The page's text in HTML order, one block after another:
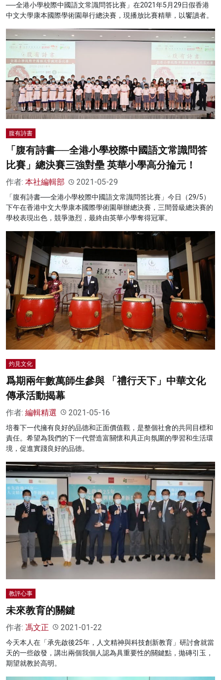
──全港小學校際中國語文常識問答比賽」在2021年5月29日假香港
中文大學康本國際學術園舉行總決賽，現播放比賽精華，以饗讀者。
腹有詩書
「腹有詩書──全港小學校際中國語文常識問答
比賽」總決賽三強對壘 英華小學高分掄元！
作者: 本社編輯部 2021-05-29
「腹有詩書──全港小學校際中國語文常識問答比賽」今日（29/5）
下午在香港中文大學康本國際學術園舉辦總決賽，三間晉級總決賽的
學校表現出色，競爭激烈，最終由英華小學奪得冠軍。
灼見文化
爲期兩年數萬師生參與 「禮行天下」中華文化
傳承活動揭幕
作者: 編輯精選 2021-05-16
培養下一代擁有良好的品德和正面價值觀，是整個社會的共同目標和
責任。希望為我們的下一代營造富關懷和具正向氛圍的學習和生活環
境，促進實踐良好的品德。
教評心事
未來教育的關鍵
作者: 馮文正 2021-01-22
今天本人在「承先啟後25年，人文精神與科技創新教育」研討會就當
天的一些啟發，講出兩個我個人認為具重要性的關鍵點，拋磚引玉，
期望就教於高明。